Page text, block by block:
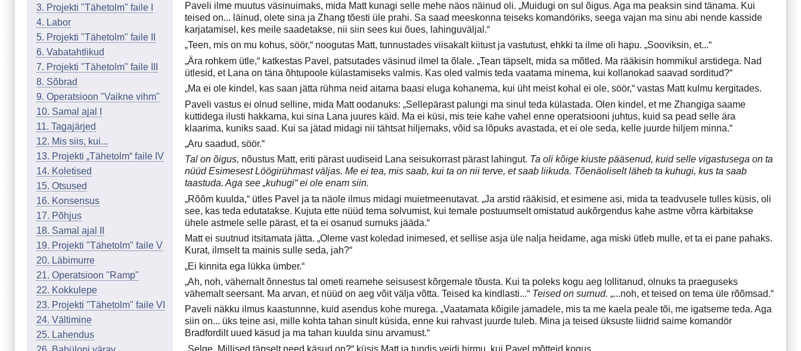
3. Projekti "Tähetolm" faile I
4. Labor
5. Projekti "Tähetolm" faile II
6. Vabatahtlikud
7. Projekti "Tähetolm" faile III
8. Sõbrad
9. Operatsioon "Vaikne vihm"
10. Samal ajal I
11. Tagajärjed
12. Mis siis, kui...
13. Projekti „Tähetolm“ faile IV
14. Koletised
15. Otsused
16. Konsensus
17. Põhjus
18. Samal ajal II
19. Projekti "Tähetolm" faile V
20. Läbimurre
21. Operatsioon "Ramp"
22. Kokkulepe
23. Projekti "Tähetolm" faile VI
24. Vältimine
25. Lahendus
Paveli ilme muutus väsinuimaks, mida Matt kunagi selle mehe näos näinud oli. „Muidugi on sul õigus. Aga ma peaksin sind tänama. Kui
teised on... läinud, olete sina ja Zhang tõesti üle prahi. Sa saad meeskonna teiseks komandöriks, seega vajan ma sinu abi nende kasside
karjatamisel, kes meile saadetakse, nii siin sees kui õues, lahinguväljal.“
„Teen, mis on mu kohus, söör,“ noogutas Matt, tunnustades viisakalt kiitust ja vastutust, ehkki ta ilme oli hapu. „Sooviksin, et...“
„Ära rohkem ütle,“ katkestas Pavel, patsutades väsinud ilmel ta õlale. „Tean täpselt, mida sa mõtled. Ma rääkisin hommikul arstidega. Nad
ütlesid, et Lana on täna õhtupoole külastamiseks valmis. Kas oled valmis teda vaatama minema, kui kollanokad saavad sorditud?“
„Ma ei ole kindel, kas saan jätta rühma neid aitama baasi eluga kohanema, kui üht meist kohal ei ole, söör,“ vastas Matt kulmu kergitades.
Paveli vastus ei olnud selline, mida Matt oodanuks: „Sellepärast palungi ma sinul teda külastada. Olen kindel, et me Zhangiga saame
kuttidega ilusti hakkama, kui sina Lana juures käid. Ma ei küsi, mis teie kahe vahel enne operatsiooni juhtus, kuid sa pead selle ära
klaarima, kuniks saad. Kui sa jätad midagi nii tähtsat hiljemaks, võid sa lõpuks avastada, et ei ole seda, kelle juurde hiljem minna.“
„Aru saadud, söör.“
Tal on õigus, nõustus Matt, eriti pärast uudiseid Lana seisukorrast pärast lahingut. Ta oli kõige kiuste pääsenud, kuid selle vigastusega on ta
nüüd Esimesest Löögirühmast väljas. Me ei tea, mis saab, kui ta on nii terve, et saab liikuda. Tõenäoliselt läheb ta kuhugi, kus ta saab
taastuda. Aga see „kuhugi“ ei ole enam siin.
„Rõõm kuulda,“ ütles Pavel ja ta näole ilmus midagi muietmeenutavat. „Ja arstid rääkisid, et esimene asi, mida ta teadvusele tulles küsis, oli
see, kas teda edutatakse. Kujuta ette nüüd tema solvumist, kui temale postuumselt omistatud aukõrgendus kahe astme võrra kärbitakse
ühele astmele selle pärast, et ta ei osanud surnuks jääda.“
Matt ei suutnud itsitamata jätta. „Oleme vast koledad inimesed, et sellise asja üle nalja heidame, aga miski ütleb mulle, et ta ei pane pahaks.
Kurat, ilmselt ta mainis sulle seda, jah?“
„Ei kinnita ega lükka ümber.“
„Ah, noh, vähemalt õnnestus tal ometi reamehe seisusest kõrgemale tõusta. Kui ta poleks kogu aeg lollitanud, olnuks ta praeguseks
vähemalt seersant. Ma arvan, et nüüd on aeg võit välja võtta. Teised ka kindlasti...“ Teised on surnud. „...noh, et teised on tema üle rõõmsad.“
Paveli näkku ilmus kaastunnne, kuid asendus kohe murega. „Vaatamata kõigile jamadele, mis ta me kaela peale tõi, me igatseme teda. Aga
siin on... üks teine asi, mille kohta tahan sinult küsida, enne kui rahvast juurde tuleb. Mina ja teised üksuste liidrid saime komandör
Bradfordilt uued käsud ja ma tahan kuulda sinu arvamust.“
„Selge. Millised täpselt need käsud on?“ küsis Matt ja tundis veidi hirmu, kui Pavel mõtteid kogus.